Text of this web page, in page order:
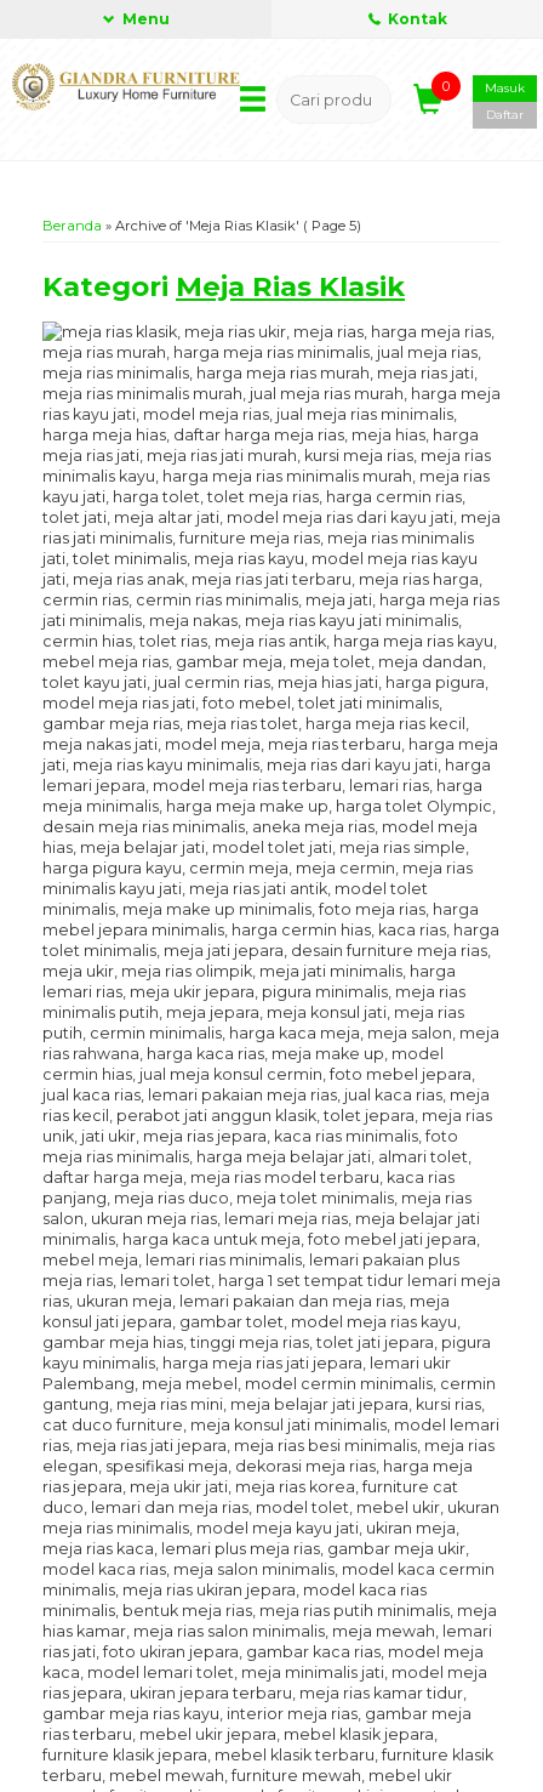
Menu Kontak
0
Masuk
Daftar
Beranda » Archive of 'Meja Rias Klasik' ( Page 5)
Kategori Meja Rias Klasik